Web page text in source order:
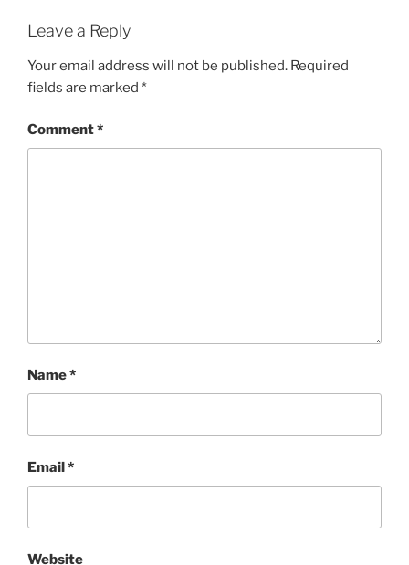
Leave a Reply
Your email address will not be published. Required
fields are marked *
Comment*
Name*
Email*
Website